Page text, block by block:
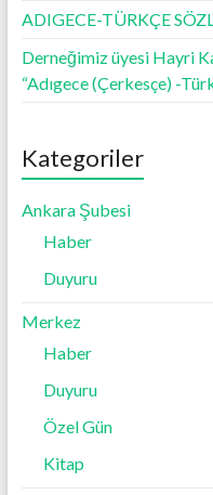
ADIGECE-TÜRKÇE
Derneğimiz üyesi Hayri
“Adıgece (Çerkesçe) -
Kategoriler
Ankara Şubesi
Haber
Duyuru
Merkez
Haber
Duyuru
Özel Gün
Kitap